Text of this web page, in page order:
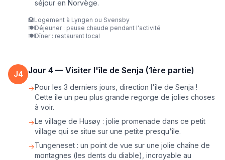
séjour en Norvège.
🏨Logement à Lyngen ou Svensby
🍽️Déjeuner : pause chaude pendant l'activité
🍽️Dîner : restaurant local
J4 Jour 4 — Visiter l'île de Senja (1ère partie)
→Pour les 3 derniers jours, direction l'île de Senja !
Cette île un peu plus grande regorge de jolies choses
à voir.
→Le village de Husøy : jolie promenade dans ce petit
village qui se situe sur une petite presqu'île.
→Tungeneset : un point de vue sur une jolie chaîne de
montagnes (les dents du diable), incroyable au